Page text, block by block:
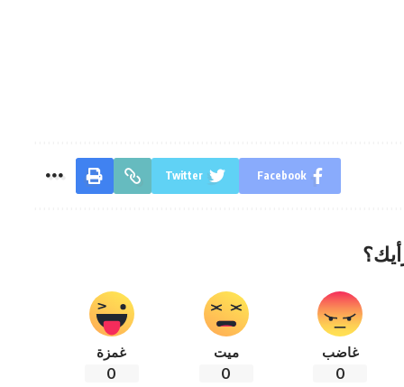
Facebook
Twitter
غاضب
0
ميت
0
غمزة
0